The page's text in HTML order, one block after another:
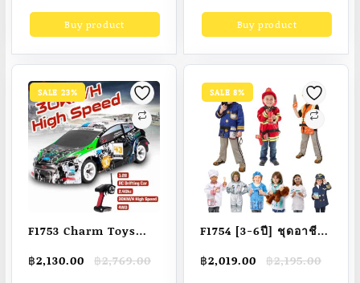
was:
฿11,500.00.
is:
฿11,000.00.Buy product
was:
฿4,500.00.
is:
฿4,400.00.Buy product
SALE 23%
F1753 Charm Toys
1/28 2.4G 4WD รถ
฿2,769.00
Original
฿2,130.00
Current
SALE 8%
F1754 [3-6ปี] ชุดอาชีพ
ไซส์ความสูงเด็ก 100-
฿2,195.00
Original
฿2,019.00
Current